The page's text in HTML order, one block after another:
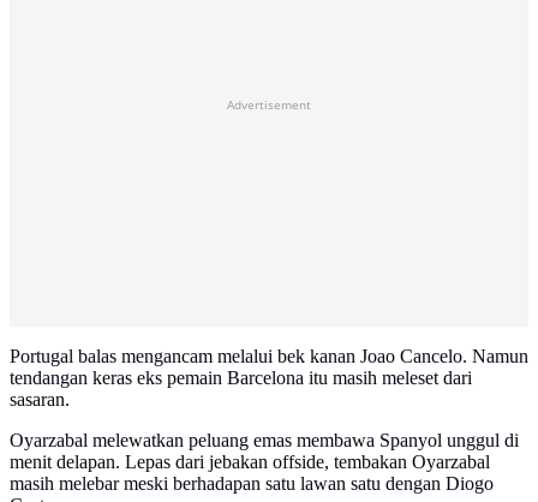
Advertisement
Portugal balas mengancam melalui bek kanan Joao Cancelo. Namun
tendangan keras eks pemain Barcelona itu masih meleset dari
sasaran.
Oyarzabal melewatkan peluang emas membawa Spanyol unggul di
menit delapan. Lepas dari jebakan offside, tembakan Oyarzabal
masih melebar meski berhadapan satu lawan satu dengan Diogo